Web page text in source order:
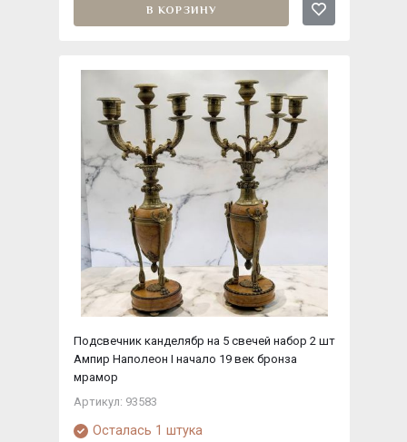
В КОРЗИНУ
Подсвечник канделябр на 5 свечей набор 2 шт
Ампир Наполеон I начало 19 век бронза
мрамор
Артикул: 93583
Осталась 1 штука